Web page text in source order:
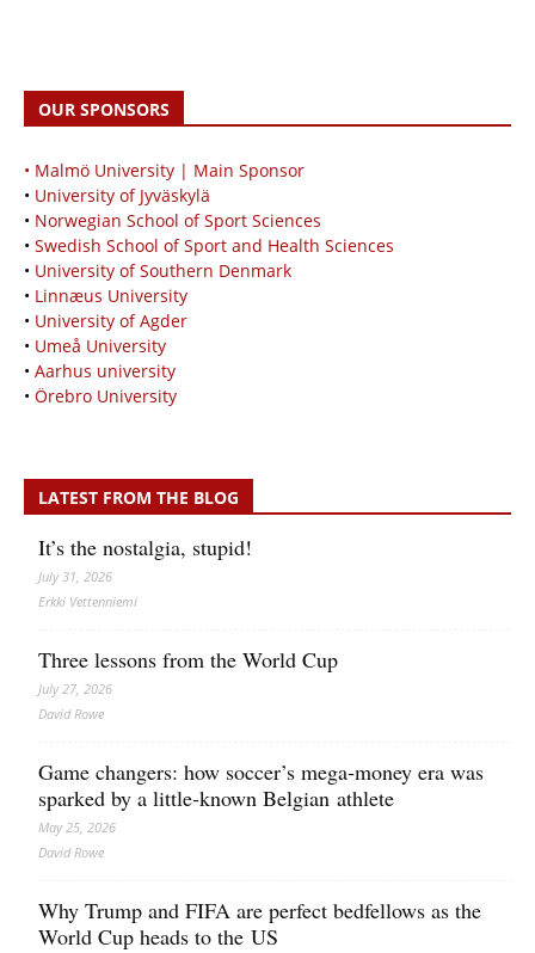
OUR SPONSORS
• Malmö University | Main Sponsor
• University of Jyväskylä
• Norwegian School of Sport Sciences
• Swedish School of Sport and Health Sciences
• University of Southern Denmark
• Linnæus University
• University of Agder
• Umeå University
• Aarhus university
• Örebro University
LATEST FROM THE BLOG
It’s the nostalgia, stupid!
July 31, 2026
Erkki Vetten­­niemi
Three lessons from the World Cup
July 27, 2026
David Rowe
Game changers: how soccer’s mega‑money era was
sparked by a little‑known Belgian athlete
May 25, 2026
David Rowe
Why Trump and FIFA are perfect bedfellows as the
World Cup heads to the US